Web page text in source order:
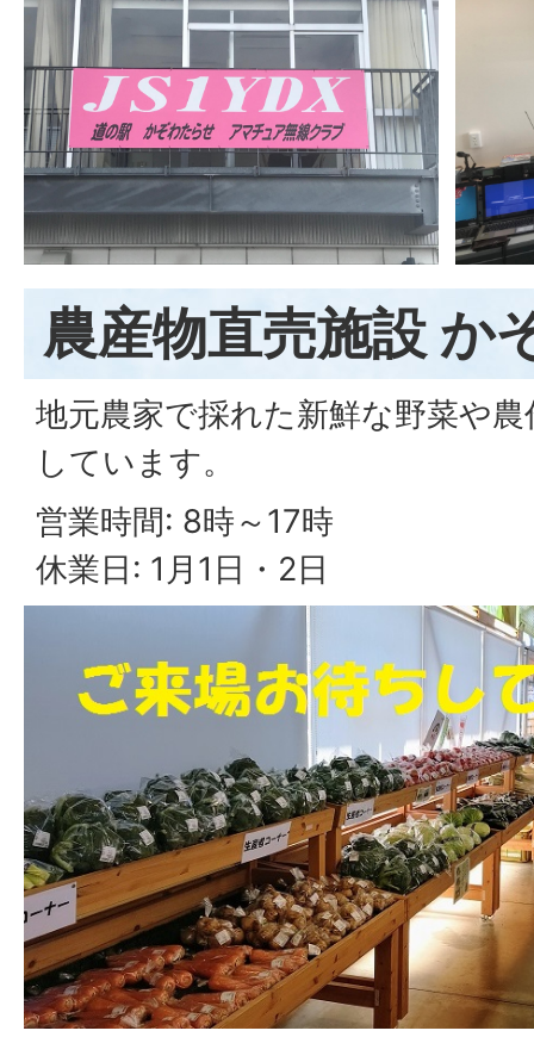
農産物直売施設 か
地元農家で採れた新鮮な野菜や
しています。
営業時間: 8時～17時
休業日: 1月1日・2日